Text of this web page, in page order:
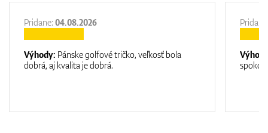
Pridane: 04.08.2026
Výhody: Pánske golfové tričko, veľkosť bola
dobrá, aj kvalita je dobrá.